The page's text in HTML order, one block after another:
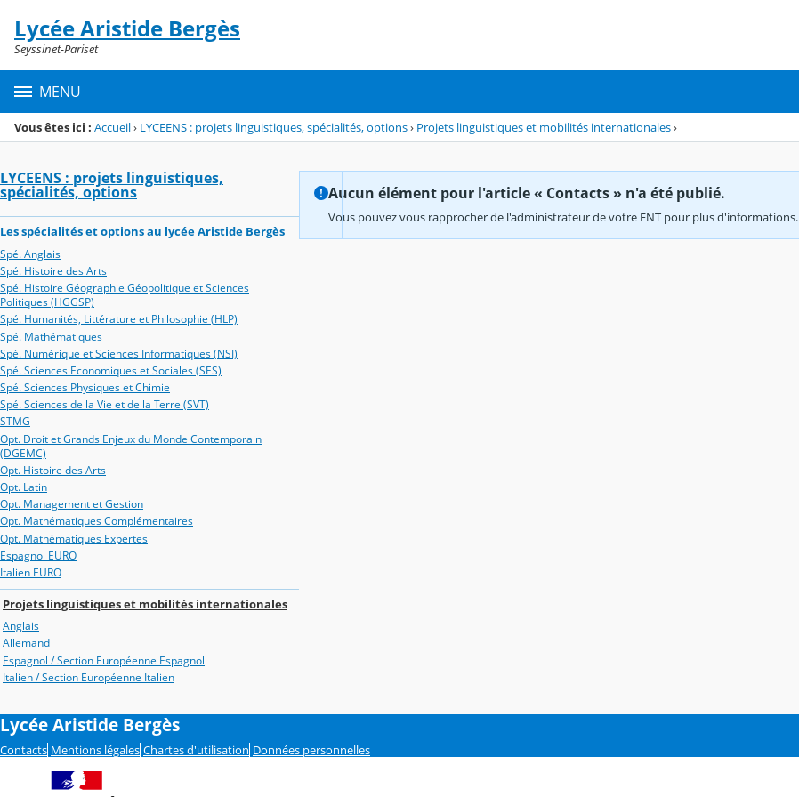
Menu de la rubrique
Contenu
Lycée Aristide Bergès
Seyssinet-Pariset
MENU
Vous êtes ici : Accueil› LYCEENS : projets linguistiques, spécialités, options› Projets linguistiques et mobilités internationales›
LYCEENS : projets linguistiques,
spécialités, options
Les spécialités et options au lycée Aristide Bergès
Spé. Anglais
Spé. Histoire des Arts
Spé. Histoire Géographie Géopolitique et Sciences
Politiques (HGGSP)
Spé. Humanités, Littérature et Philosophie (HLP)
Spé. Mathématiques
Spé. Numérique et Sciences Informatiques (NSI)
Spé. Sciences Economiques et Sociales (SES)
Spé. Sciences Physiques et Chimie
Spé. Sciences de la Vie et de la Terre (SVT)
STMG
Opt. Droit et Grands Enjeux du Monde Contemporain
(DGEMC)
Opt. Histoire des Arts
Opt. Latin
Opt. Management et Gestion
Opt. Mathématiques Complémentaires
Opt. Mathématiques Expertes
Espagnol EURO
Italien EURO
Projets linguistiques et mobilités internationales
Anglais
Allemand
Espagnol / Section Européenne Espagnol
Italien / Section Européenne Italien
Aucun élément pour l'article « Contacts » n'a été publié.
Vous pouvez vous rapprocher de l'administrateur de votre ENT pour plus d'informations.
Lycée Aristide Bergès
Contacts Mentions légales Chartes d'utilisation Données personnelles